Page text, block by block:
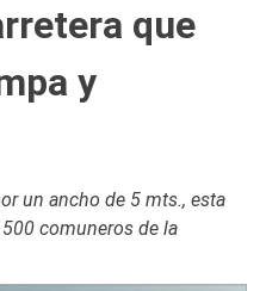
que
y
un ancho de 5 mts., esta
comuneros de la